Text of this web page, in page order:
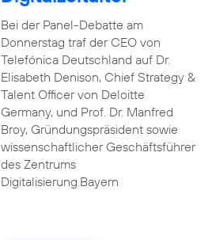
Bei der Panel-Debatte am
Donnerstag traf der CEO von
Telefónica Deutschland auf Dr.
Elisabeth Denison, Chief Strategy &
Talent Officer von Deloitte
Germany, und Prof. Dr. Manfred
Broy, Gründungspräsident sowie
wissenschaftlicher Geschäftsführer
des Zentrums
Digitalisierung.Bayern